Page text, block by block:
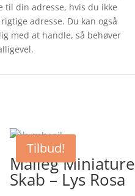
til din adresse, hvis du ikke
adresse. Du kan også
med at handle, så behøver
Tilbud!
Maileg Miniature
Skab – Lys Rosa